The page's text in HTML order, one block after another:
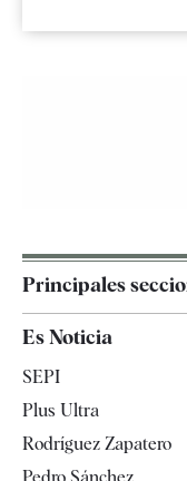
Principales
España
Televisión
Es Noticia
SEPI
Plus Ultra
Rodríguez Zapatero